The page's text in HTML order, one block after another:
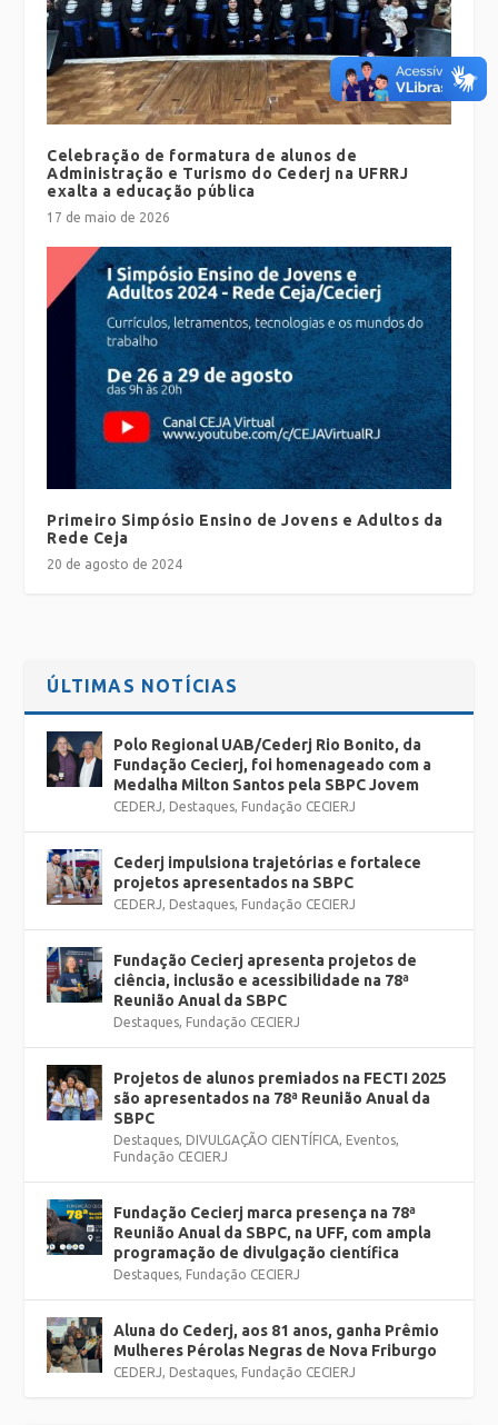
Celebração de formatura de alunos de
Administração e Turismo do Cederj na UFRRJ
exalta a educação pública
17 de maio de 2026
Primeiro Simpósio Ensino de Jovens e Adultos da
Rede Ceja
20 de agosto de 2024
ÚLTIMAS NOTÍCIAS
Polo Regional UAB/Cederj Rio Bonito, da
Fundação Cecierj, foi homenageado com a
Medalha Milton Santos pela SBPC Jovem
CEDERJ Destaques Fundação CECIERJ
Cederj impulsiona trajetórias e fortalece
projetos apresentados na SBPC
CEDERJ Destaques Fundação CECIERJ
Fundação Cecierj apresenta projetos de
ciência, inclusão e acessibilidade na 78ª
Reunião Anual da SBPC
Destaques Fundação CECIERJ
Projetos de alunos premiados na FECTI 2025
são apresentados na 78ª Reunião Anual da
SBPC
Destaques DIVULGAÇÃO CIENTÍFICA Eventos
Fundação CECIERJ
Fundação Cecierj marca presença na 78ª
Reunião Anual da SBPC, na UFF, com ampla
programação de divulgação científica
Destaques Fundação CECIERJ
Aluna do Cederj, aos 81 anos, ganha Prêmio
Mulheres Pérolas Negras de Nova Friburgo
CEDERJ Destaques Fundação CECIERJ